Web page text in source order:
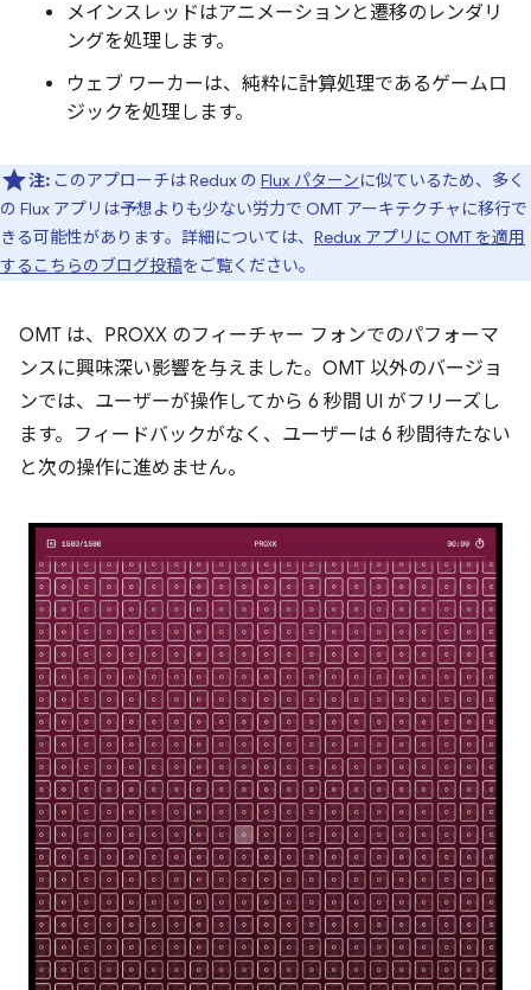
メインスレッドはアニメーションと遷移のレンダリ
ングを処理します。
ウェブ ワーカーは、純粋に計算処理であるゲームロ
ジックを処理します。
注: このアプローチは Redux の Flux パターンに似ているため、多く
の Flux アプリは予想よりも少ない労力で OMT アーキテクチャに移行で
きる可能性があります。詳細については、 Redux アプリに OMT を適用
するこちらのブログ投稿をご覧ください。
OMT は、PROXX のフィーチャー フォンでのパフォーマ
ンスに興味深い影響を与えました。OMT 以外のバージョ
ンでは、ユーザーが操作してから 6 秒間 UI がフリーズし
ます。フィードバックがなく、ユーザーは 6 秒間待たない
と次の操作に進めません。